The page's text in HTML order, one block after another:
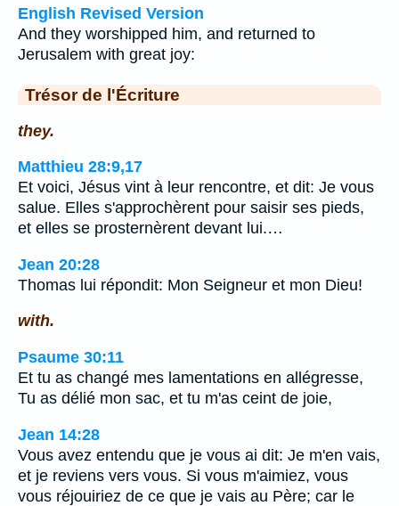
English Revised Version
And they worshipped him, and returned to
Jerusalem with great joy:
Trésor de l'Écriture
they.
Matthieu 28:9,17
Et voici, Jésus vint à leur rencontre, et dit: Je vous
salue. Elles s'approchèrent pour saisir ses pieds,
et elles se prosternèrent devant lui.…
Jean 20:28
Thomas lui répondit: Mon Seigneur et mon Dieu!
with.
Psaume 30:11
Et tu as changé mes lamentations en allégresse,
Tu as délié mon sac, et tu m'as ceint de joie,
Jean 14:28
Vous avez entendu que je vous ai dit: Je m'en vais,
et je reviens vers vous. Si vous m'aimiez, vous
vous réjouiriez de ce que je vais au Père; car le